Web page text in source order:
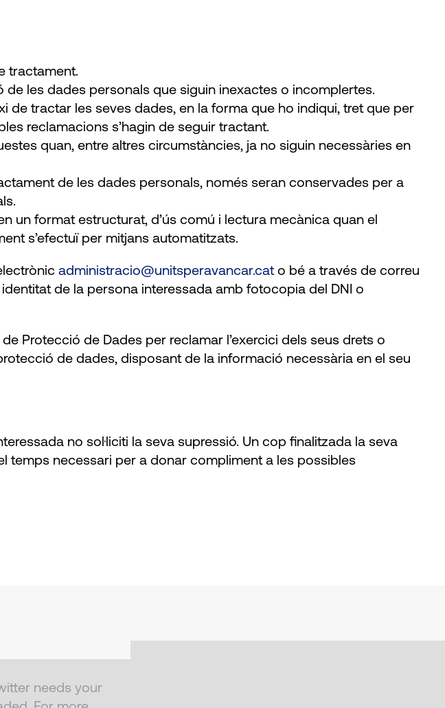
tractament.
de les dades personals que siguin inexactes o incomplertes.
de tractar les seves dades, en la forma que ho indiqui, tret que per
reclamacions s’hagin de seguir tractant.
quan, entre altres circumstàncies, ja no siguin necessàries en
de les dades personals, només seran conservades per a
un format estructurat, d’ús comú i lectura mecànica quan el
s’efectuï per mitjans automatitzats.
administracio@unitsperavancar.cato bé a través de correu
de la persona interessada amb fotocopia del DNI o
Protecció de Dades per reclamar l’exercici dels seus drets o
de dades, disposant de la informació necessària en el seu
no sol·liciti la seva supressió. Un cop finalitzada la seva
temps necessari per a donar compliment a les possibles
needs your